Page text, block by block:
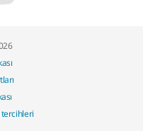
tercihleri